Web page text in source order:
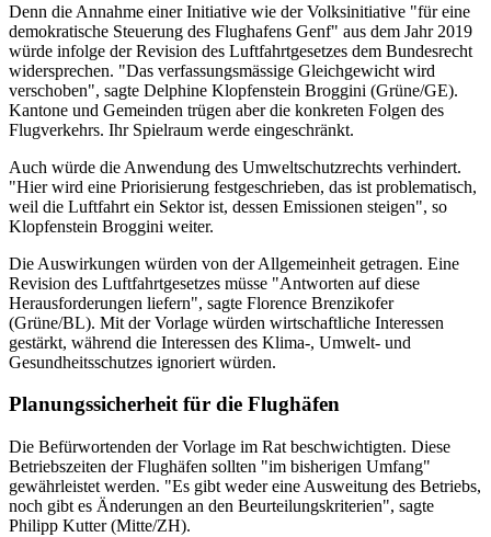
Denn die Annahme einer Initiative wie der Volksinitiative "für eine
demokratische Steuerung des Flughafens Genf" aus dem Jahr 2019
würde infolge der Revision des Luftfahrtgesetzes dem Bundesrecht
widersprechen. "Das verfassungsmässige Gleichgewicht wird
verschoben", sagte Delphine Klopfenstein Broggini (Grüne/GE).
Kantone und Gemeinden trügen aber die konkreten Folgen des
Flugverkehrs. Ihr Spielraum werde eingeschränkt.
Auch würde die Anwendung des Umweltschutzrechts verhindert.
"Hier wird eine Priorisierung festgeschrieben, das ist problematisch,
weil die Luftfahrt ein Sektor ist, dessen Emissionen steigen", so
Klopfenstein Broggini weiter.
Die Auswirkungen würden von der Allgemeinheit getragen. Eine
Revision des Luftfahrtgesetzes müsse "Antworten auf diese
Herausforderungen liefern", sagte Florence Brenzikofer
(Grüne/BL). Mit der Vorlage würden wirtschaftliche Interessen
gestärkt, während die Interessen des Klima-, Umwelt- und
Gesundheitsschutzes ignoriert würden.
Planungssicherheit für die Flughäfen
Die Befürwortenden der Vorlage im Rat beschwichtigten. Diese
Betriebszeiten der Flughäfen sollten "im bisherigen Umfang"
gewährleistet werden. "Es gibt weder eine Ausweitung des Betriebs,
noch gibt es Änderungen an den Beurteilungskriterien", sagte
Philipp Kutter (Mitte/ZH).